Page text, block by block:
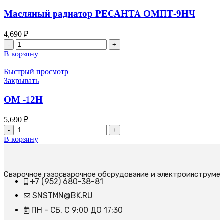
Масляный радиатор РЕСАНТА ОМПТ-9НЧ
4,690 ₽
Количество
товара
Масляный
радиатор
РЕСАНТА
ОМПТ-9НЧ
В корзину
Быстрый просмотр
Закрывать
ОМ -12Н
5,690 ₽
Количество
товара
ОМ
В корзину
Сварочное газосварочное оборудование и
+7 (952) 680-38-81
SNSTMN@BK.RU
ПН - СБ, С 9:00 ДО 17:30